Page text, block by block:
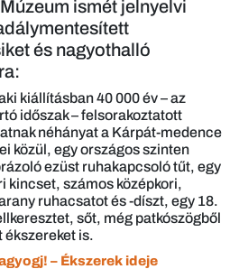
ismét jelnyelvi
és nagyothalló
kiállításban 40 000 év – az
időszak – felsorakoztatott
néhányat a Kárpát-medence
közül, egy országos szinten
ezüst ruhakapcsoló tűt, egy
kincset, számos középkori,
ruhacsatot és -díszt, egy 18.
sőt, még patkószögből
ékszereket is.
– Ékszerek ideje